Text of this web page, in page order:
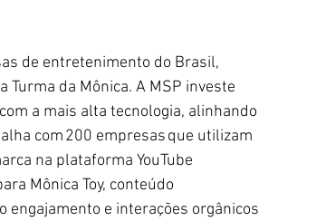
de entretenimento do Brasil,
da Mônica. A MSP investe
a mais alta tecnologia, alinhando
com 200 empresas que utilizam
na plataforma YouTube
Mônica Toy, conteúdo
e interações orgânicos